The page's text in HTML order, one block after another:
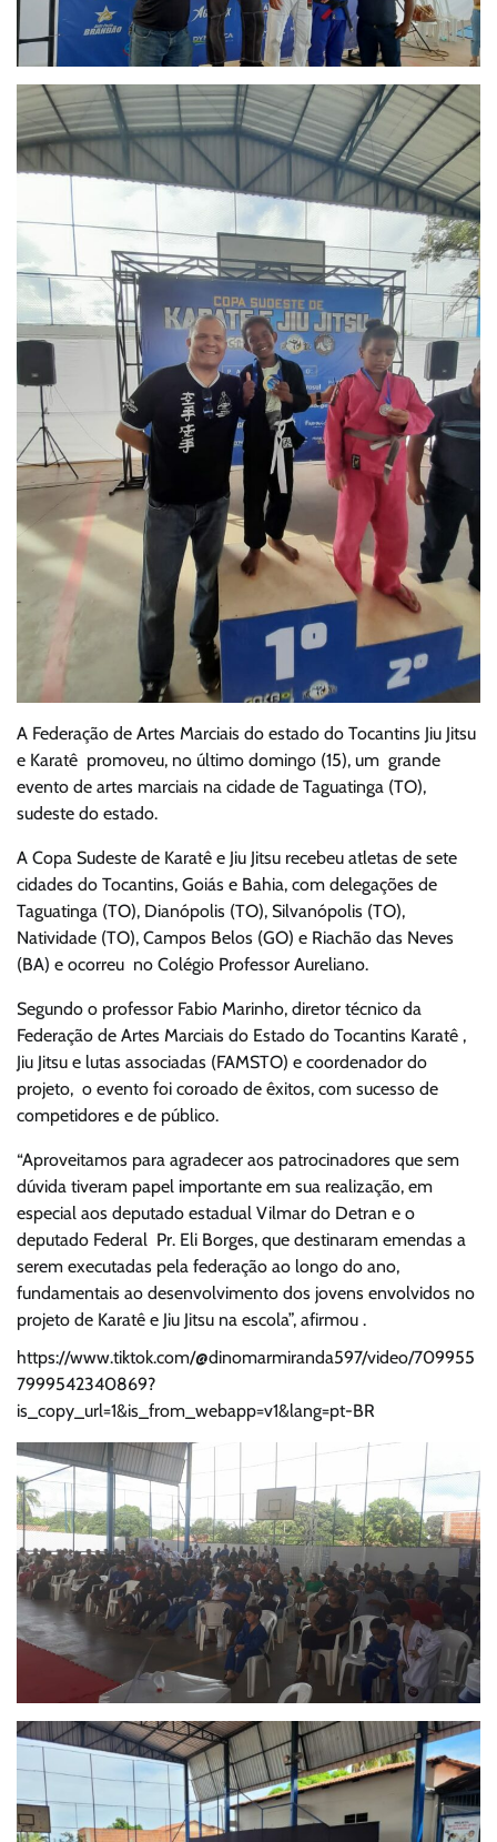
A Federação de Artes Marciais do estado do Tocantins Jiu Jitsu
e Karatê promoveu, no último domingo (15), um grande
evento de artes marciais na cidade de Taguatinga (TO),
sudeste do estado.
A Copa Sudeste de Karatê e Jiu Jitsu recebeu atletas de sete
cidades do Tocantins, Goiás e Bahia, com delegações de
Taguatinga (TO), Dianópolis (TO), Silvanópolis (TO),
Natividade (TO), Campos Belos (GO) e Riachão das Neves
(BA) e ocorreu no Colégio Professor Aureliano.
Segundo o professor Fabio Marinho, diretor técnico da
Federação de Artes Marciais do Estado do Tocantins Karatê ,
Jiu Jitsu e lutas associadas (FAMSTO) e coordenador do
projeto, o evento foi coroado de êxitos, com sucesso de
competidores e de público.
“Aproveitamos para agradecer aos patrocinadores que sem
dúvida tiveram papel importante em sua realização, em
especial aos deputado estadual Vilmar do Detran e o
deputado Federal Pr. Eli Borges, que destinaram emendas a
serem executadas pela federação ao longo do ano,
fundamentais ao desenvolvimento dos jovens envolvidos no
projeto de Karatê e Jiu Jitsu na escola”, afirmou .
https://www.tiktok.com/@dinomarmiranda597/video/709955
7999542340869?
is_copy_url=1&is_from_webapp=v1&lang=pt-BR